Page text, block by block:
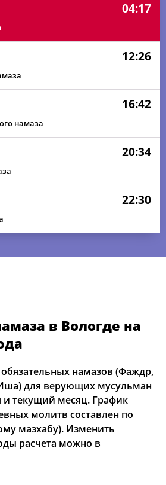
04:17
12:26
16:42
намаза
20:34
22:30
в Вологде на
намазов (Фаждр,
для верующих мусульман
и текущий месяц. График
молитв составлен по
мазхабу). Изменить
расчета можно в